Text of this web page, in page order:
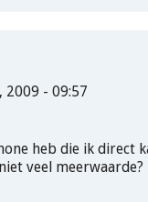
2009 - 09:57
heb die ik direct
veel meerwaarde?